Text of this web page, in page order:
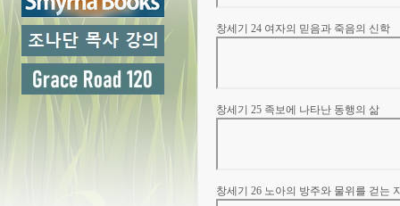
창세기 24 여자의 믿음과 죽음의 신학
창세기 25 족보에 나타난 동행의 삶
창세기 26 노아의 방주와 물위를 걷는